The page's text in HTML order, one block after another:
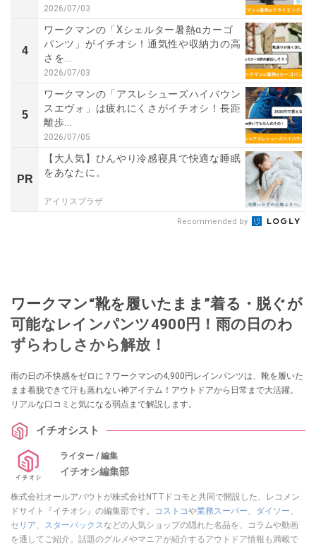
2026/07/03
4
ワークマンの「Xシェルター暑熱αカーゴ
パンツ」がイチオシ！通気性や収納力の高
さを...
2026/07/03
5
ワークマンの「アスレシューズハイバウン
スエヴォ」は疲れにくさがイチオシ！長距
離歩...
2026/07/05
PR
【大人気】ひんやり冷感寝具で快適な睡眠
をあなたに。
アイリスプラザ
Recommended by
ワークマン“靴を履いたまま”着る・脱ぐが
可能なレインパンツ4900円！雨の日のわ
ずらわしさから解放！
雨の日の不快感をゼロに？ワークマンの4,900円レインパンツは、靴を履いた
まま着脱できて汗も蒸れない神アイテム！アウトドアから日常まで大活躍。
リアルな口コミと気になる弱点まで解説します。
イチオシスト
ライター / 編集
イチオシ編集部
株式会社オールアバウトが株式会社NTTドコモと共同で開設した、レコメン
ドサイト『イチオシ』の編集部です。
コストコや業務スーパー ダイソー
セリア
スターバックス などの人気ショップの隠れた名品を、コラムや動画
を通してご紹介。話題のグルメやマニアが紹介するアウトドア情報も満載で